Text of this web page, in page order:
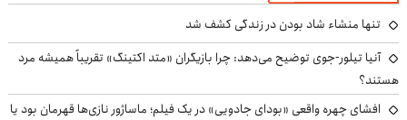
تنها منشاء شاد بودن در زندگی کشف شد
آنیا تیلور-جوی توضیح می‌دهد: چرا بازیگران «متد اکتینگ» تقریباً همیشه مرد
هستند؟
افشای چهره واقعی «بودای جادویی» در یک فیلم؛ ماساژور نازی‌ها قهرمان بود یا